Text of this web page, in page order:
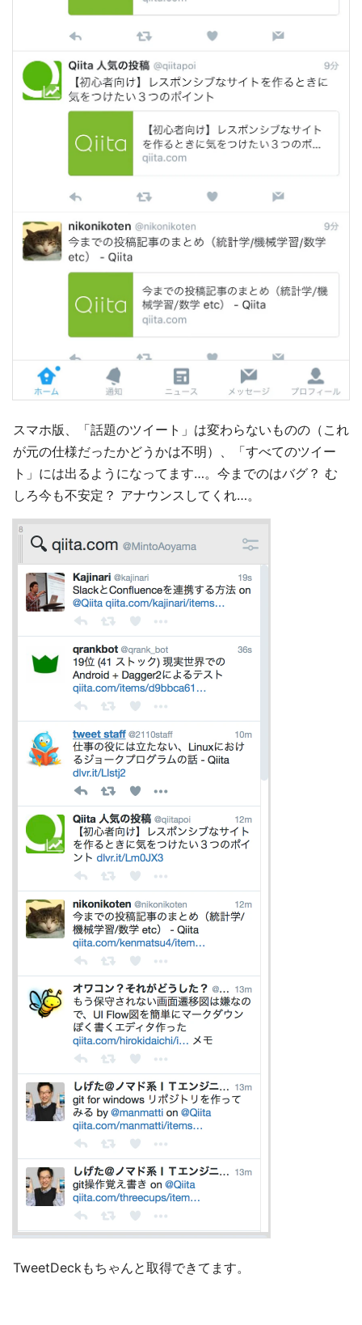
スマホ版、「話題のツイート」は変わらないものの（これ
が元の仕様だったかどうかは不明）、「すべてのツイー
ト」には出るようになってます…。今までのはバグ？ む
しろ今も不安定？ アナウンスしてくれ…。
TweetDeckもちゃんと取得できてます。